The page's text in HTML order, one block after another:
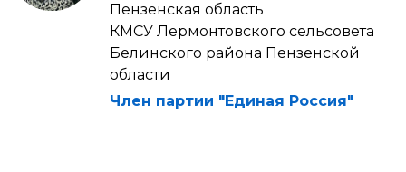
Пензенская область
КМСУ Лермонтовского сельсовета
Белинского района Пензенской
области
Член партии "Единая Россия"